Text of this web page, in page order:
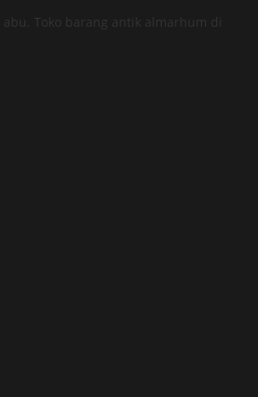
Toko barang antik almarhum di